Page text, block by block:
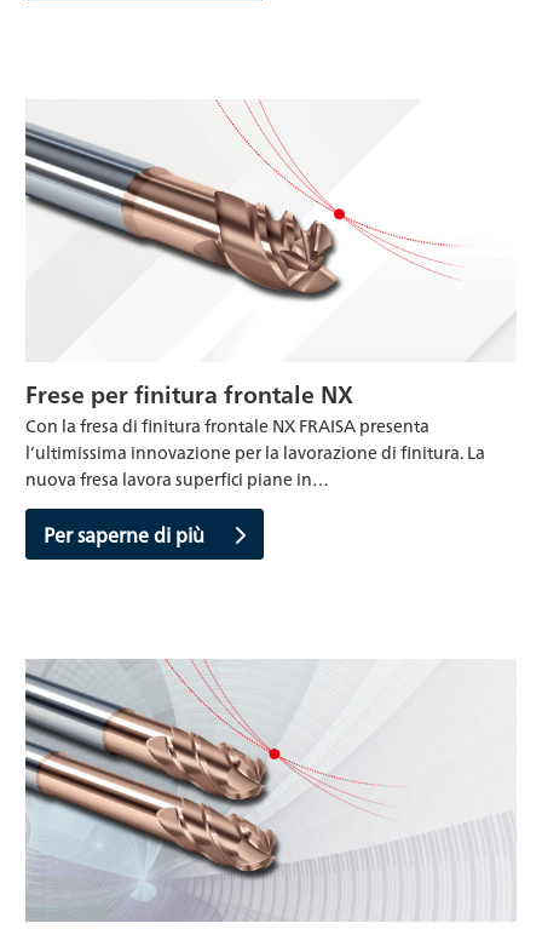
Frese per finitura frontale NX
Con la fresa di finitura frontale NX FRAISA presenta
l’ultimissima innovazione per la lavorazione di finitura. La
nuova fresa lavora superfici piane in…
Per saperne di più